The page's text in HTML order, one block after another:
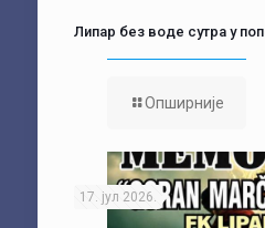
Липар без воде сутра у
Опширније
17. јул 2026.